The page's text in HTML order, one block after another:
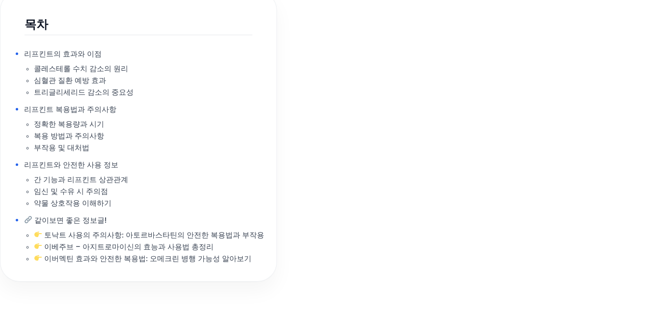
목차
리프킨트의 효과와 이점
콜레스테롤 수치 감소의 원리
심혈관 질환 예방 효과
트리글리세리드 감소의 중요성
리프킨트 복용법과 주의사항
정확한 복용량과 시기
복용 방법과 주의사항
부작용 및 대처법
리프킨트와 안전한 사용 정보
간 기능과 리프킨트 상관관계
임신 및 수유 시 주의점
약물 상호작용 이해하기
같이보면 좋은 정보글!
토낙트 사용의 주의사항: 아토르바스타틴의 안전한 복용법과 부작용
이베주브 – 아지트로마이신의 효능과 사용법 총정리
이버멕틴 효과와 안전한 복용법: 오메크린 병행 가능성 알아보기